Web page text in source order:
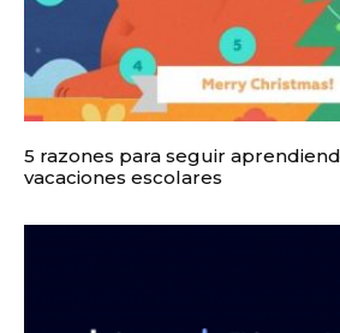
5 razones para seguir
vacaciones escolares